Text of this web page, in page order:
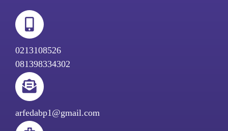
0213108526
081398334302
arfedabp1@gmail.com